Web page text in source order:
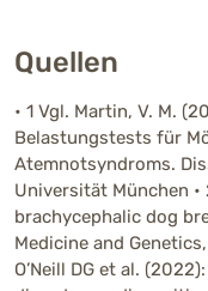
Quellen
• 1 Vgl. Martin, V. M.
Belastungstests für
Atemnotsyndroms.
Universität München •
brachycephalic dog
Medicine and
O’Neill DG et al.